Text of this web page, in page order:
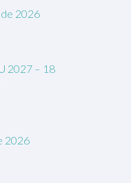
2026
2027 – 18
2026